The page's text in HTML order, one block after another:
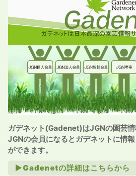
ガデネット(Gadenet)はJGNの園芸情
JGNの会員になるとガデネットに情
ができます。
►Gadenetの詳細はこちらから